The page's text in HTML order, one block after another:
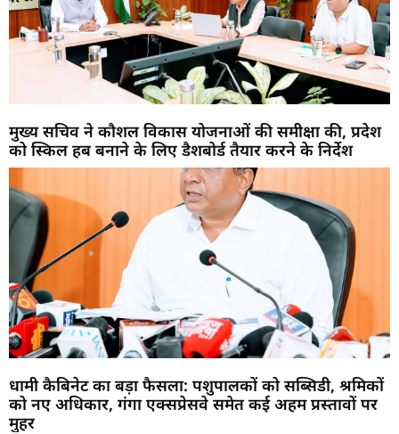
मुख्य सचिव ने कौशल विकास योजनाओं की समीक्षा की, प्रदेश
को स्किल हब बनाने के लिए डैशबोर्ड तैयार करने के निर्देश
धामी कैबिनेट का बड़ा फैसला: पशुपालकों को सब्सिडी, श्रमिकों
को नए अधिकार, गंगा एक्सप्रेसवे समेत कई अहम प्रस्तावों पर
मुहर